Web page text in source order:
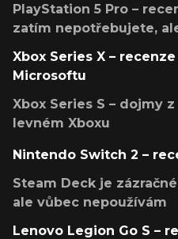
PlayStation 5 Pro –
zatím nepotřebujete,
Xbox Series X –
Microsoftu
Xbox Series S – dojmy
levném Xboxu
Nintendo Switch 2 –
Steam Deck je
ale vůbec nepoužívám
Lenovo Legion Go S –